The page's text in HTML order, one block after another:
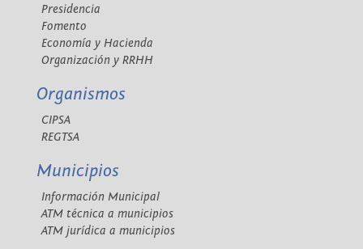
Presidencia
Fomento
Economía y Hacienda
Organización y RRHH
Organismos
CIPSA
REGTSA
Municipios
Información Municipal
ATM técnica a municipios
ATM jurídica a municipios